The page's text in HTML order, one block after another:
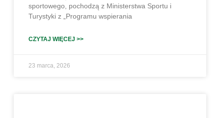
sportowego, pochodzą z Ministerstwa Sportu i
Turystyki z „Programu wspierania
CZYTAJ WIĘCEJ >>
23 marca, 2026